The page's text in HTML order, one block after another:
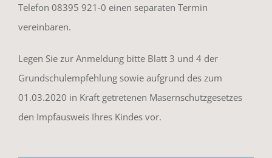
Telefon 08395 921-0 einen separaten Termin
vereinbaren.
Legen Sie zur Anmeldung bitte Blatt 3 und 4 der
Grundschulempfehlung sowie aufgrund des zum
01.03.2020 in Kraft getretenen Masernschutzgesetzes
den Impfausweis Ihres Kindes vor.